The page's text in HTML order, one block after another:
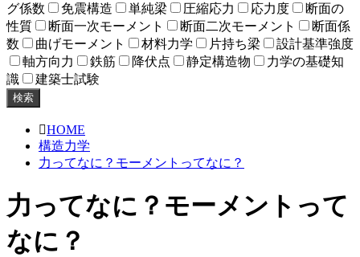
グ係数
免震構造 単純梁 圧縮応力 応力度
断面の
性質
断面一次モーメント 断面二次モーメント
断面係
数
曲げモーメント 材料力学 片持ち梁
設計基準強度
軸方向力
鉄筋 降伏点 静定構造物
力学の基礎知
識
建築士試験
検索
HOME
構造力学
力ってなに？モーメントってなに？
力ってなに？モーメントって
なに？